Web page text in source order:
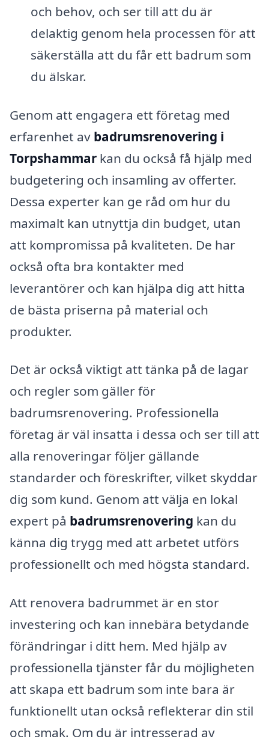
och behov, och ser till att du är
delaktig genom hela processen för att
säkerställa att du får ett badrum som
du älskar.
Genom att engagera ett företag med
erfarenhet av badrumsrenovering i
Torpshammar kan du också få hjälp med
budgetering och insamling av offerter.
Dessa experter kan ge råd om hur du
maximalt kan utnyttja din budget, utan
att kompromissa på kvaliteten. De har
också ofta bra kontakter med
leverantörer och kan hjälpa dig att hitta
de bästa priserna på material och
produkter.
Det är också viktigt att tänka på de lagar
och regler som gäller för
badrumsrenovering. Professionella
företag är väl insatta i dessa och ser till att
alla renoveringar följer gällande
standarder och föreskrifter, vilket skyddar
dig som kund. Genom att välja en lokal
expert på badrumsrenovering kan du
känna dig trygg med att arbetet utförs
professionellt och med högsta standard.
Att renovera badrummet är en stor
investering och kan innebära betydande
förändringar i ditt hem. Med hjälp av
professionella tjänster får du möjligheten
att skapa ett badrum som inte bara är
funktionellt utan också reflekterar din stil
och smak. Om du är intresserad av